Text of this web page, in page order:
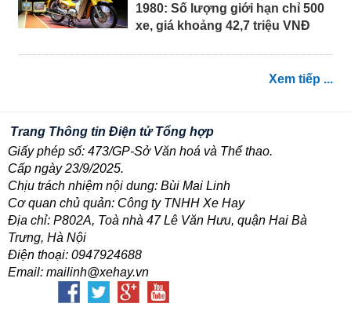
1980: Số lượng giới hạn chỉ 500
xe, giá khoảng 42,7 triệu VNĐ
Xem tiếp ...
Trang Thông tin Điện tử Tổng hợp
Giấy phép số: 473/GP-Sở Văn hoá và Thể thao.
Cấp ngày 23/9/2025.
Chịu trách nhiệm nội dung: Bùi Mai Linh
Cơ quan chủ quản: Công ty TNHH Xe Hay
Địa chỉ: P802A, Toà nhà 47 Lê Văn Hưu, quận Hai Bà
Trưng, Hà Nội
Điện thoại: 0947924688
Email: mailinh@xehay.vn